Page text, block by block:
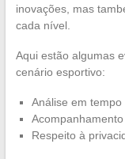
inovações, mas
cada nível.
Aqui estão algumas
cenário esportivo:
Análise em
Respeito à